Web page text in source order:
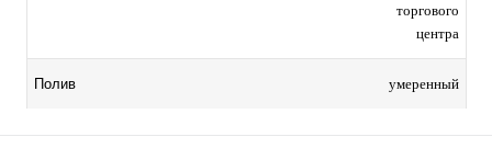
торгового
центра
Полив умеренный